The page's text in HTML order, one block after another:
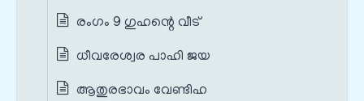
രംഗം 9 ഗുഹന്റെ വീട്
ധീവരേശ്വര പാഹി ജയ
ആതുരഭാവം വേണ്ടിഹ